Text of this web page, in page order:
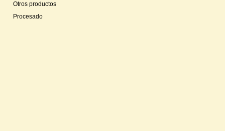
Otros productos
Procesado